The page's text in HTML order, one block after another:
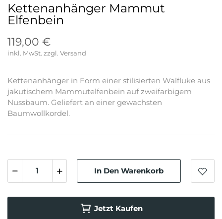
Kettenanhänger Mammut
Elfenbein
119,00 €
inkl. MwSt.
Kettenanhänger in Form einer stilisierten Walfluke aus
jakutischem Mammutelfenbein auf zweifarbigem
Nussbaum. Geliefert an einer gewachsten
Baumwollkordel.
In Den Warenkorb
Jetzt Kaufen